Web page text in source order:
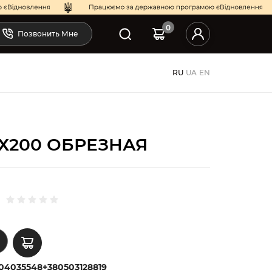
Позвонить Мне
0
RU UA EN
ОБРЕЗНАЯ
+380503128819